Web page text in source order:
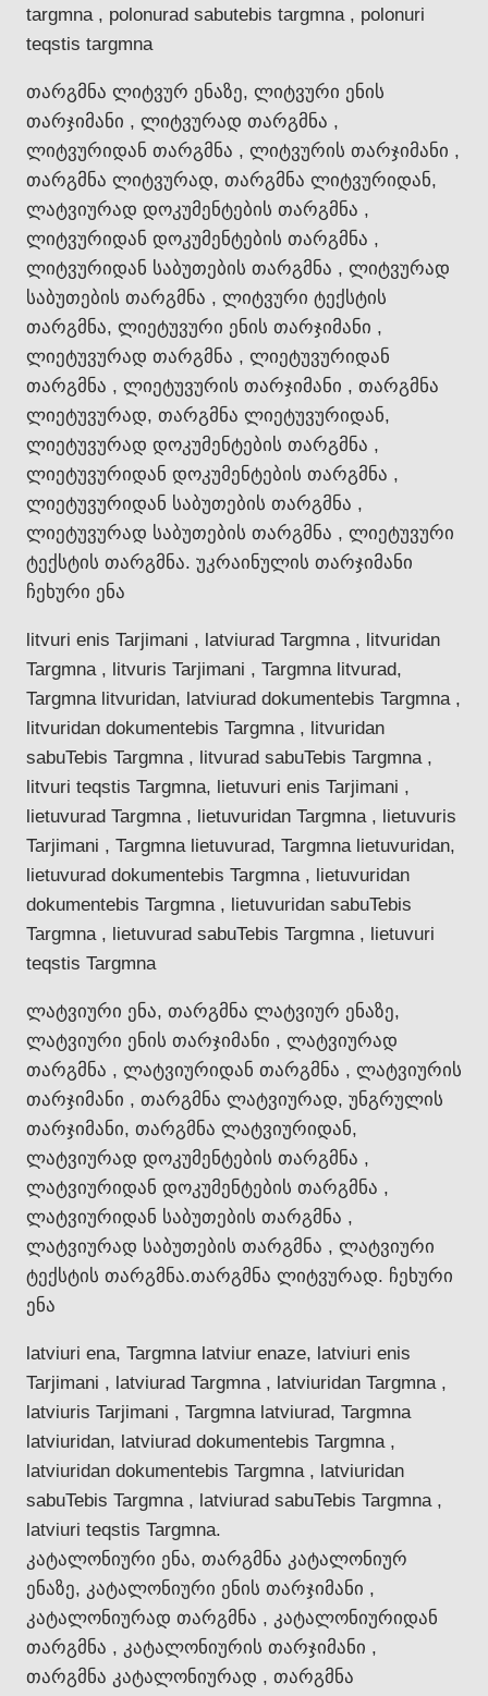
targmna , polonurad sabutebis targmna , polonuri
teqstis targmna
თარგმნა ლიტვურ ენაზე, ლიტვური ენის
თარჯიმანი , ლიტვურად თარგმნა ,
ლიტვურიდან თარგმნა , ლიტვურის თარჯიმანი ,
თარგმნა ლიტვურად, თარგმნა ლიტვურიდან,
ლატვიურად დოკუმენტების თარგმნა ,
ლიტვურიდან დოკუმენტების თარგმნა ,
ლიტვურიდან საბუთების თარგმნა , ლიტვურად
საბუთების თარგმნა , ლიტვური ტექსტის
თარგმნა, ლიეტუვური ენის თარჯიმანი ,
ლიეტუვურად თარგმნა , ლიეტუვურიდან
თარგმნა , ლიეტუვურის თარჯიმანი , თარგმნა
ლიეტუვურად, თარგმნა ლიეტუვურიდან,
ლიეტუვურად დოკუმენტების თარგმნა ,
ლიეტუვურიდან დოკუმენტების თარგმნა ,
ლიეტუვურიდან საბუთების თარგმნა ,
ლიეტუვურად საბუთების თარგმნა , ლიეტუვური
ტექსტის თარგმნა. უკრაინულის თარჯიმანი
ჩეხური ენა
litvuri enis Tarjimani , latviurad Targmna , litvuridan
Targmna , litvuris Tarjimani , Targmna litvurad,
Targmna litvuridan, latviurad dokumentebis Targmna ,
litvuridan dokumentebis Targmna , litvuridan
sabuTebis Targmna , litvurad sabuTebis Targmna ,
litvuri teqstis Targmna, lietuvuri enis Tarjimani ,
lietuvurad Targmna , lietuvuridan Targmna , lietuvuris
Tarjimani , Targmna lietuvurad, Targmna lietuvuridan,
lietuvurad dokumentebis Targmna , lietuvuridan
dokumentebis Targmna , lietuvuridan sabuTebis
Targmna , lietuvurad sabuTebis Targmna , lietuvuri
teqstis Targmna
ლატვიური ენა, თარგმნა ლატვიურ ენაზე,
ლატვიური ენის თარჯიმანი , ლატვიურად
თარგმნა , ლატვიურიდან თარგმნა , ლატვიურის
თარჯიმანი , თარგმნა ლატვიურად, უნგრულის
თარჯიმანი, თარგმნა ლატვიურიდან,
ლატვიურად დოკუმენტების თარგმნა ,
ლატვიურიდან დოკუმენტების თარგმნა ,
ლატვიურიდან საბუთების თარგმნა ,
ლატვიურად საბუთების თარგმნა , ლატვიური
ტექსტის თარგმნა.თარგმნა ლიტვურად. ჩეხური
ენა
latviuri ena, Targmna latviur enaze, latviuri enis
Tarjimani , latviurad Targmna , latviuridan Targmna ,
latviuris Tarjimani , Targmna latviurad, Targmna
latviuridan, latviurad dokumentebis Targmna ,
latviuridan dokumentebis Targmna , latviuridan
sabuTebis Targmna , latviurad sabuTebis Targmna ,
latviuri teqstis Targmna.
კატალონიური ენა, თარგმნა კატალონიურ
ენაზე, კატალონიური ენის თარჯიმანი ,
კატალონიურად თარგმნა , კატალონიურიდან
თარგმნა , კატალონიურის თარჯიმანი ,
თარგმნა კატალონიურად , თარგმნა